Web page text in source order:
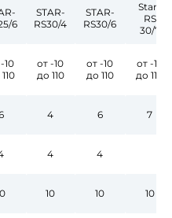
6
STAR-
RS30/4
STAR-
RS30/6
Star-
RS
30/7
10
от -10
до 110
от -10
до 110
от -10
до 110
4 6 7
4 4
10 10 10